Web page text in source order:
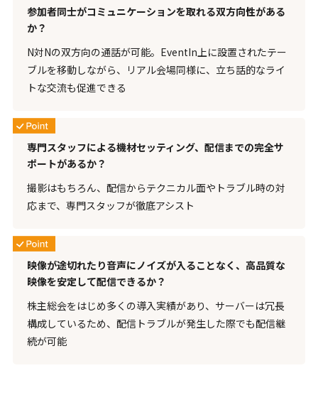
参加者同士がコミュニケーションを取れる双方向性がある
か？
N対Nの双方向の通話が可能。EventIn上に設置されたテー
ブルを移動しながら、リアル会場同様に、立ち話的なライ
トな交流も促進できる
専門スタッフによる機材セッティング、配信までの完全サ
ポートがあるか？
撮影はもちろん、配信からテクニカル面やトラブル時の対
応まで、専門スタッフが徹底アシスト
映像が途切れたり音声にノイズが入ることなく、高品質な
映像を安定して配信できるか？
株主総会をはじめ多くの導入実績があり、サーバーは冗長
構成しているため、配信トラブルが発生した際でも配信継
続が可能